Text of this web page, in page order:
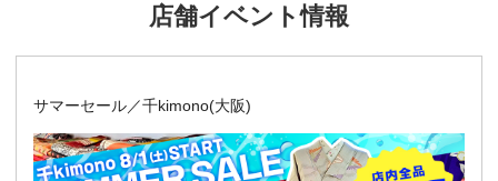
店舗イベント情報
サマーセール／千kimono(大阪)